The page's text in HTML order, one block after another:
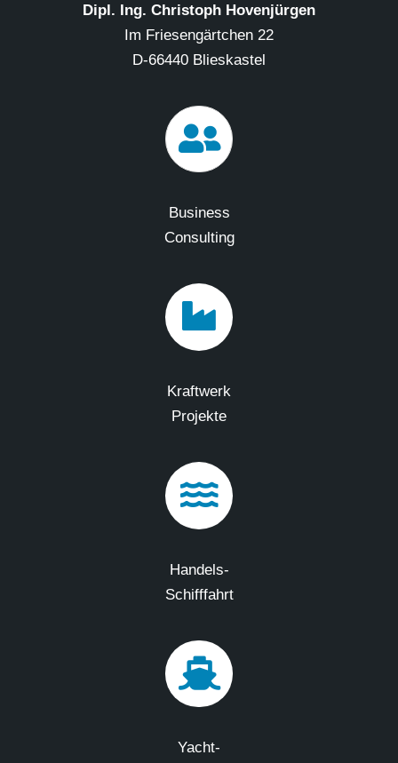
Dipl. Ing. Christoph Hovenjürgen
Im Friesengärtchen 22
D-66440 Blieskastel
Business
Consulting
Kraftwerk
Projekte
Handels-
Schifffahrt
Yacht-